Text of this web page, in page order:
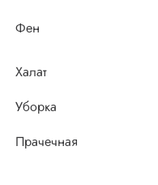
Фен
Халат
Уборка
Прачечная